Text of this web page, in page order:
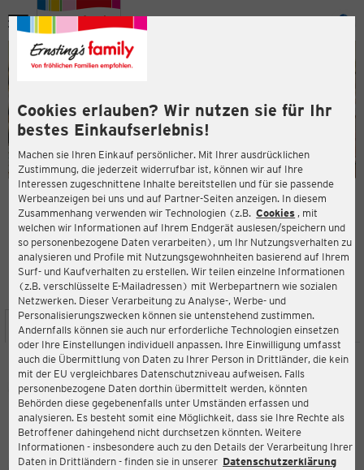
Cookies erlauben? Wir nutzen sie für Ihr
bestes Einkaufserlebnis!
Machen sie Ihren Einkauf persönlicher. Mit Ihrer ausdrücklichen
Zustimmung, die jederzeit widerrufbar ist, können wir auf Ihre
Interessen zugeschnittene Inhalte bereitstellen und für sie passende
Werbeanzeigen bei uns und auf Partner-Seiten anzeigen. In diesem
Zusammenhang verwenden wir Technologien (z.B. Cookies , mit
welchen wir Informationen auf Ihrem Endgerät auslesen/speichern und
so personenbezogene Daten verarbeiten), um Ihr Nutzungsverhalten zu
analysieren und Profile mit Nutzungsgewohnheiten basierend auf Ihrem
Surf- und Kaufverhalten zu erstellen. Wir teilen einzelne Informationen
(z.B. verschlüsselte E-Mailadressen) mit Werbepartnern wie sozialen
Netzwerken. Dieser Verarbeitung zu Analyse-, Werbe- und
Personalisierungszwecken können sie untenstehend zustimmen.
Andernfalls können sie auch nur erforderliche Technologien einsetzen
oder Ihre Einstellungen individuell anpassen. Ihre Einwilligung umfasst
auch die Übermittlung von Daten zu Ihrer Person in Drittländer, die kein
mit der EU vergleichbares Datenschutzniveau aufweisen. Falls
personenbezogene Daten dorthin übermittelt werden, könnten
Behörden diese gegebenenfalls unter Umständen erfassen und
analysieren. Es besteht somit eine Möglichkeit, dass sie Ihre Rechte als
Betroffener dahingehend nicht durchsetzen könnten. Weitere
Informationen - insbesondere auch zu den Details der Verarbeitung Ihrer
Daten in Drittländern - finden sie in unserer Datenschutzerklärung
Menü
ERNSTING'S FAMILY FILIALE
Grubenstraße 8a
19230 Hagenow
3,9
Bewertung:
STANDORT SERVICES SORTIMENT AKTIONEN
Ernsting's family
Grubenstraße 8a, 19230 Hagenow
Geschlossen